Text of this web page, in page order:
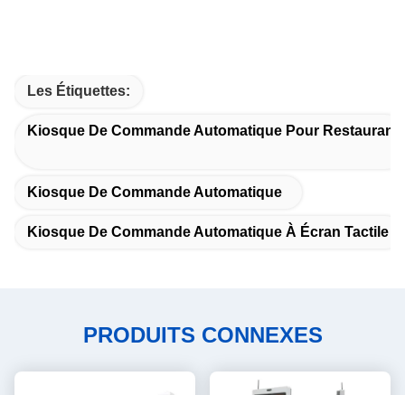
Les Étiquettes:
Kiosque De Commande Automatique Pour Restaurant
Kiosque De Commande Automatique
Kiosque De Commande Automatique À Écran Tactile
PRODUITS CONNEXES